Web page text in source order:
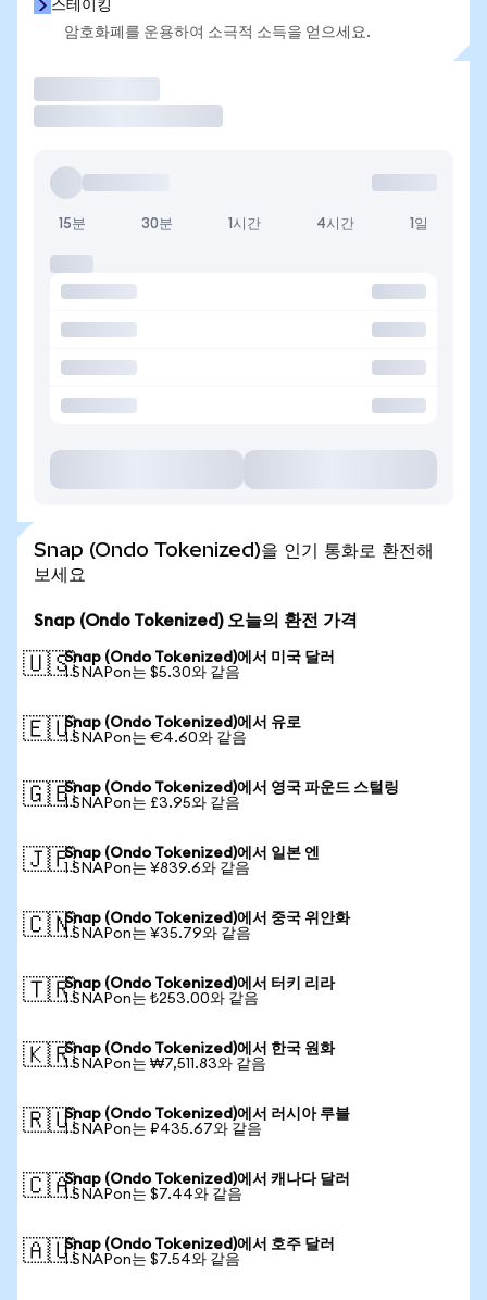
스테이킹
암호화폐를 운용하여 소극적 소득을 얻으세요.
15분 30분 1시간 4시간 1일
Snap (Ondo Tokenized)을 인기 통화로 환전해
보세요
Snap (Ondo Tokenized) 오늘의 환전 가격
🇺🇸Snap (Ondo Tokenized)에서 미국 달러
1 SNAPon는 $5.30와 같음
🇪🇺Snap (Ondo Tokenized)에서 유로
1 SNAPon는 €4.60와 같음
🇬🇧Snap (Ondo Tokenized)에서 영국 파운드 스털링
1 SNAPon는 £3.95와 같음
🇯🇵Snap (Ondo Tokenized)에서 일본 엔
1 SNAPon는 ¥839.6와 같음
🇨🇳Snap (Ondo Tokenized)에서 중국 위안화
1 SNAPon는 ¥35.79와 같음
🇹🇷Snap (Ondo Tokenized)에서 터키 리라
1 SNAPon는 ₺253.00와 같음
🇰🇷Snap (Ondo Tokenized)에서 한국 원화
1 SNAPon는 ₩7,511.83와 같음
🇷🇺Snap (Ondo Tokenized)에서 러시아 루블
1 SNAPon는 ₽435.67와 같음
🇨🇦Snap (Ondo Tokenized)에서 캐나다 달러
1 SNAPon는 $7.44와 같음
🇦🇺Snap (Ondo Tokenized)에서 호주 달러
1 SNAPon는 $7.54와 같음